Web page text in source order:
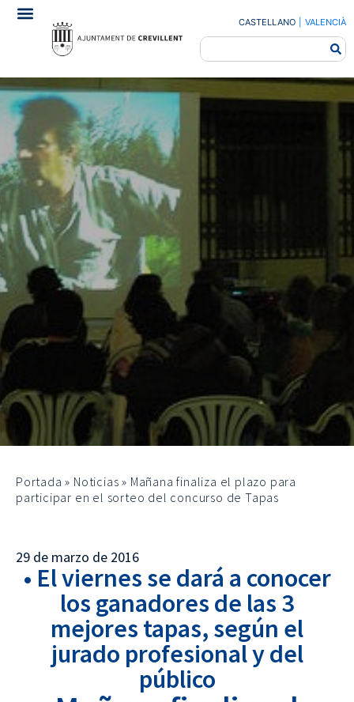
CASTELLANO VALENCIÀ
Portada » Noticias » Mañana finaliza el plazo para
participar en el sorteo del concurso de Tapas
29 de marzo de 2016
• El viernes se dará a conocer
los ganadores de las 3
mejores tapas, según el
jurado profesional y del
público